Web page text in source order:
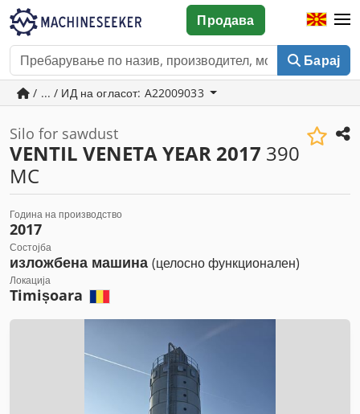
Барај
Продава
/ ... / ИД на огласот: A22009033
Silo for sawdust
VENTIL VENETA YEAR 2017 390
MC
Година на производство
2017
Состојба
изложбена машина (целосно функционален)
Локација
Timișoara